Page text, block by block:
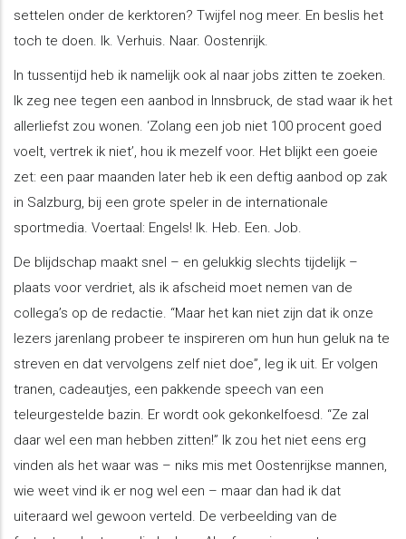
settelen onder de kerktoren? Twijfel nog meer. En beslis het
toch te doen. Ik. Verhuis. Naar. Oostenrijk.
In tussentijd heb ik namelijk ook al naar jobs zitten te zoeken.
Ik zeg nee tegen een aanbod in Innsbruck, de stad waar ik het
allerliefst zou wonen. ‘Zolang een job niet 100 procent goed
voelt, vertrek ik niet’, hou ik mezelf voor. Het blijkt een goeie
zet: een paar maanden later heb ik een deftig aanbod op zak
in Salzburg, bij een grote speler in de internationale
sportmedia. Voertaal: Engels! Ik. Heb. Een. Job.
De blijdschap maakt snel – en gelukkig slechts tijdelijk –
plaats voor verdriet, als ik afscheid moet nemen van de
collega’s op de redactie. “Maar het kan niet zijn dat ik onze
lezers jarenlang probeer te inspireren om hun hun geluk na te
streven en dat vervolgens zelf niet doe”, leg ik uit. Er volgen
tranen, cadeautjes, een pakkende speech van een
teleurgestelde bazin. Er wordt ook gekonkelfoesd. “Ze zal
daar wel een man hebben zitten!” Ik zou het niet eens erg
vinden als het waar was – niks mis met Oostenrijkse mannen,
wie weet vind ik er nog wel een – maar dan had ik dat
uiteraard wel gewoon verteld. De verbeelding van de